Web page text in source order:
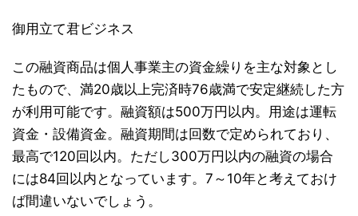
御用立て君ビジネス
この融資商品は個人事業主の資金繰りを主な対象とし
たもので、満20歳以上完済時76歳満で安定継続した方
が利用可能です。融資額は500万円以内。用途は運転
資金・設備資金。融資期間は回数で定められており、
最高で120回以内。ただし300万円以内の融資の場合
には84回以内となっています。7～10年と考えておけ
ば間違いないでしょう。